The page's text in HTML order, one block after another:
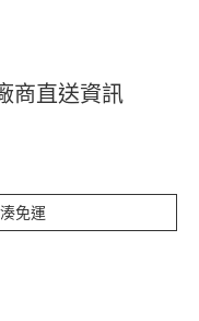
商直送資訊
免運